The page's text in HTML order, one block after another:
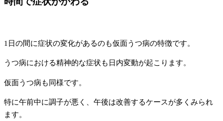
1日の間に症状の変化があるのも仮面うつ病の特徴です。
うつ病における精神的な症状も日内変動が起こります。
仮面うつ病も同様です。
特に午前中に調子が悪く、午後は改善するケースが多くみられ
ます。